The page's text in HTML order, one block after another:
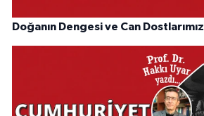
Doğanın Dengesi ve Can Dostlarımız